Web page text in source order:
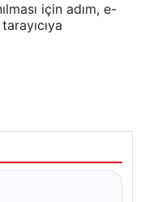
için adım, e-